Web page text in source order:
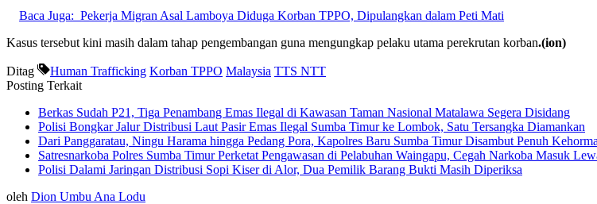
Baca Juga: Pekerja Migran Asal Lamboya Diduga Korban TPPO, Dipulangkan dalam Peti Mati
Kasus tersebut kini masih dalam tahap pengembangan guna mengungkap pelaku utama perekrutan korban.(ion)
Ditag Human Trafficking Korban TPPO Malaysia TTS NTT
Posting Terkait
Berkas Sudah P21, Tiga Penambang Emas Ilegal di Kawasan Taman Nasional Matalawa Segera Disidang
Polisi Bongkar Jalur Distribusi Laut Pasir Emas Ilegal Sumba Timur ke Lombok, Satu Tersangka Diamankan
Dari Panggaratau, Ningu Harama hingga Pedang Pora, Kapolres Baru Sumba Timur Disambut Penuh
Satresnarkoba Polres Sumba Timur Perketat Pengawasan di Pelabuhan Waingapu, Cegah Narkoba Masuk
Polisi Dalami Jaringan Distribusi Sopi Kiser di Alor, Dua Pemilik Barang Bukti Masih Diperiksa
oleh Dion Umbu Ana Lodu